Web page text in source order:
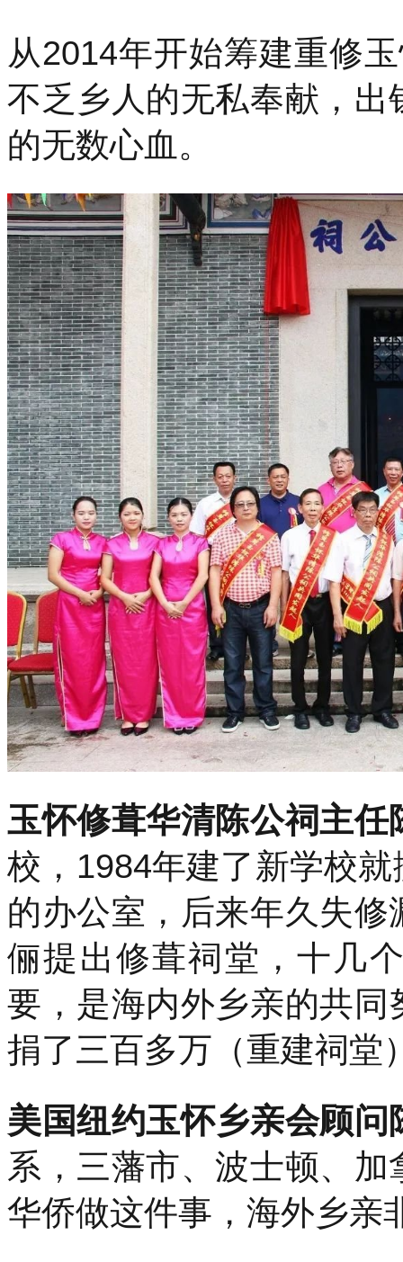
从2014年开始筹建重修
不乏乡人的无私奉献，
的无数心血。
玉怀修葺华清陈公祠主任
校，1984年建了新学校
的办公室，后来年久失
俪提出修葺祠堂，十几
要，是海内外乡亲的共
捐了三百多万（重建祠堂
美国纽约玉怀乡亲会顾问
系，三藩市、波士顿、
华侨做这件事，海外乡亲